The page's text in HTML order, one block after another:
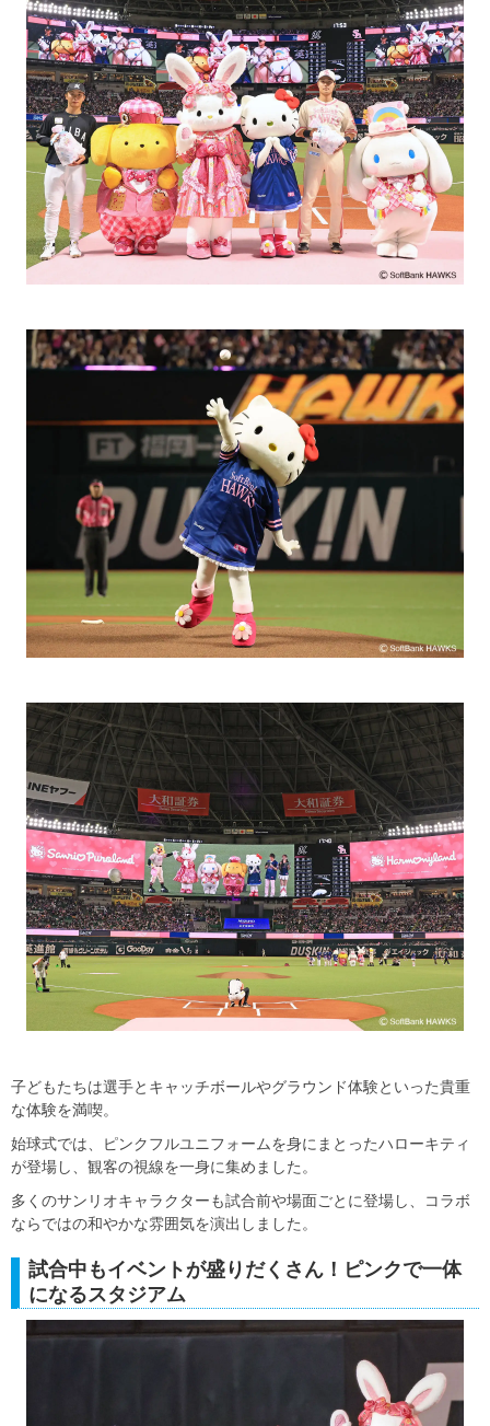
子どもたちは選手とキャッチボールやグラウンド体験といった貴重
な体験を満喫。
始球式では、ピンクフルユニフォームを身にまとったハローキティ
が登場し、観客の視線を一身に集めました。
多くのサンリオキャラクターも試合前や場面ごとに登場し、コラボ
ならではの和やかな雰囲気を演出しました。
試合中もイベントが盛りだくさん！ピンクで一体
になるスタジアム